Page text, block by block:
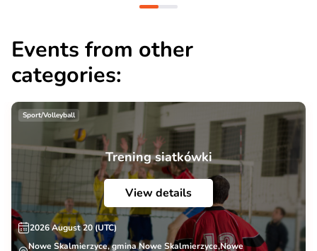
Events from other
categories:
Sport/Volleyball
Trening siatkówki
View details
2026 August 20 (UTC)
Nowe Skalmierzyce, gmina Nowe Skalmierzyce,Nowe